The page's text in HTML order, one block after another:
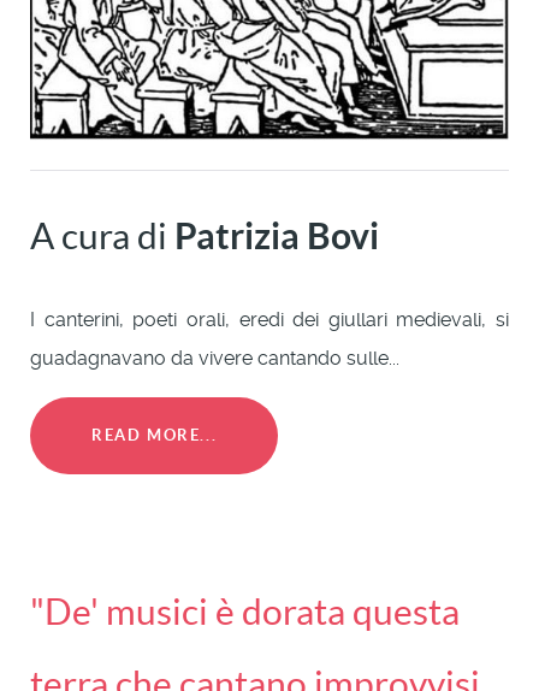
A cura di Patrizia Bovi
I canterini, poeti orali, eredi dei giullari medievali, si
guadagnavano da vivere cantando sulle...
READ MORE...
"De' musici è dorata questa